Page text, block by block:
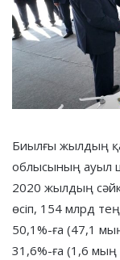
Биылғы жылдың
облысының ауыл
2020 жылдың
өсіп, 154 млрд
50,1%-ға (47,1
31,6%-ға (1,6 мың